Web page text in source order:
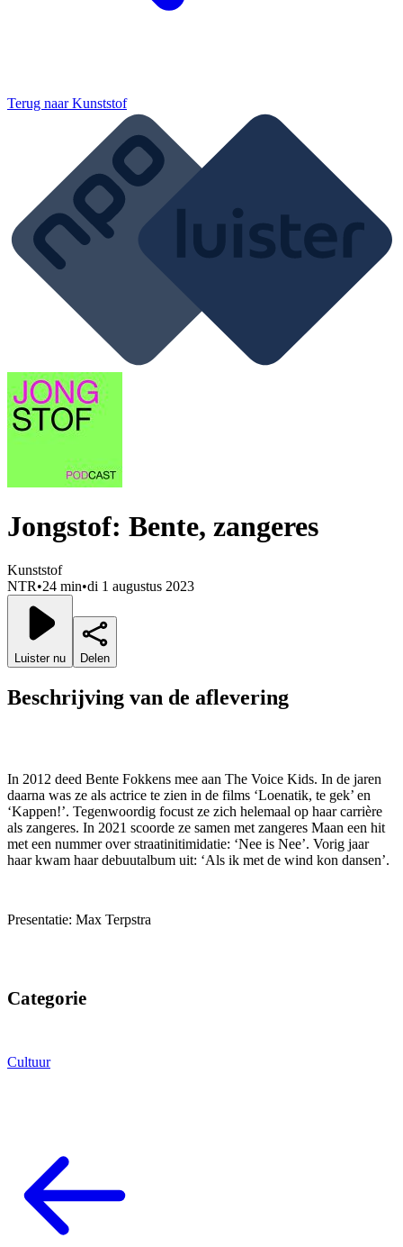
Terug naarKunststof
Jongstof: Bente, zangeres
Kunststof
NTR•24 min•di 1 augustus 2023
Luister nu Delen
Beschrijving van de aflevering
In 2012 deed Bente Fokkens mee aan The Voice Kids. In de jaren
daarna was ze als actrice te zien in de films ‘Loenatik, te gek’ en
‘Kappen!’. Tegenwoordig focust ze zich helemaal op haar carrière
als zangeres. In 2021 scoorde ze samen met zangeres Maan een hit
met een nummer over straatinitimidatie: ‘Nee is Nee’. Vorig jaar
haar kwam haar debuutalbum uit: ‘Als ik met de wind kon dansen’.
Presentatie: Max Terpstra
Categorie
Cultuur